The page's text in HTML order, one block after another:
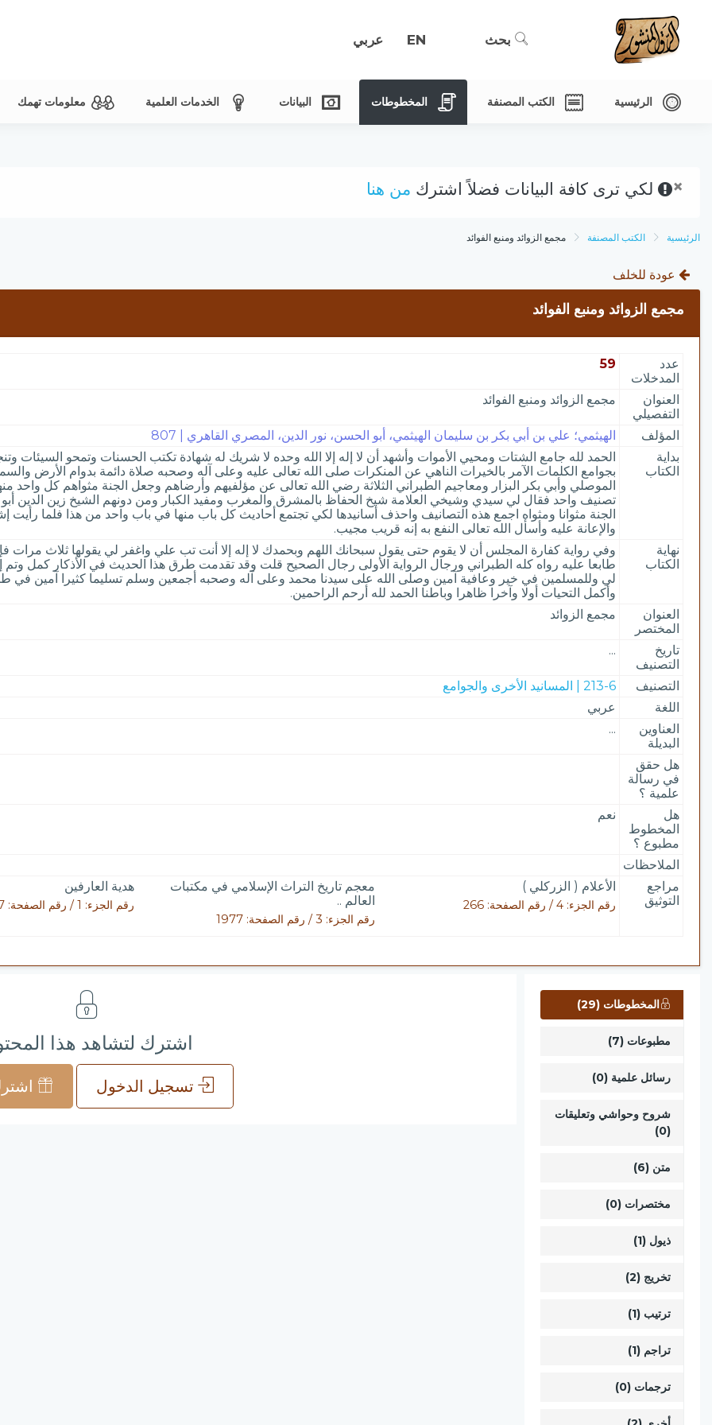
بحث EN عربي
الرئيسية الكتب المصنفة المخطوطات البيانات الخدمات العلمية معلومات تهمك
× لكي ترى كافة البيانات فضلاً اشترك من هنا
الرئيسية الكتب المصنفة مجمع الزوائد ومنبع الفوائد
عودة للخلف
مجمع الزوائد ومنبع الفوائد
عدد
المدخلات
59
العنوان
التفصيلي
مجمع الزوائد ومنبع الفوائد
المؤلف
الهيثمي؛ علي بن أبي بكر بن سليمان الهيثمي، أبو الحسن، نور الدين، المصري القاهري | 807
بداية
الكتاب
الحمد لله جامع الشتات ومحيي الأموات وأشهد أن لا إله إلا الله وحده لا شريك له شهادة تكتب الحسنات وتمحو
بجوامع الكلمات الآمر بالخيرات الناهي عن المنكرات صلى الله تعالى عليه وعلى آله وصحبه صلاة دائمة بدوام الأرض
الموصلي وأبي بكر البزار ومعاجيم الطبراني الثلاثة رضي الله تعالى عن مؤلفيهم وأرضاهم وجعل الجنة مثواهم كل
تصنيف واحد فقال لي سيدي وشيخي العلامة شيخ الحفاظ بالمشرق والمغرب ومفيد الكبار ومن دونهم الشيخ زين الدين
الجنة مثوانا ومثواه اجمع هذه التصانيف واحذف أسانيدها لكي تجتمع أحاديث كل باب منها في باب واحد من هذا فلما
والإعانة عليه وأسأل الله تعالى النفع به إنه قريب مجيب.
نهاية
الكتاب
وفي رواية كفارة المجلس أن لا يقوم حتى يقول سبحانك اللهم وبحمدك لا إله إلا أنت تب علي واغفر لي يقولها ثلاث
طابعا عليه رواه كله الطبراني ورجال الرواية الأولى رجال الصحيح قلت وقد تقدمت طرق هذا الحديث في الأذكار كمل وتم
لي وللمسلمين في خير وعافية آمين وصلى الله على سيدنا محمد وعلى آله وصحبه أجمعين وسلم تسليما كثيرا آمين في
وأكمل التحيات أولا وآخرا ظاهرا وباطنا الحمد لله أرحم الراحمين.
العنوان
المختصر
مجمع الزوائد
تاريخ
التصنيف
...
التصنيف
213-6 | المسانيد الأخرى والجوامع
اللغة
عربي
العناوين
البديلة
...
هل حقق
في رسالة
علمية ؟
هل
المخطوط
مطبوع ؟
نعم
الملاحظات
مراجع
التوثيق
الأعلام ( الزركلي )
رقم الجزء: 4 / رقم الصفحة: 266
معجم تاريخ التراث الإسلامي في مكتبات
العالم ..
رقم الجزء: 3 / رقم الصفحة: 1977
هدية العارفين
رقم الجزء: 1 / رقم الصفحة: 727
المخطوطات (29)
مطبوعات (7)
رسائل علمية (0)
شروح وحواشي وتعليقات
(0)
متن (6)
مختصرات (0)
ذيول (1)
تخريج (2)
ترتيب (1)
تراجم (1)
ترجمات (0)
اشترك لتشاهد هذا
تسجيل الدخول